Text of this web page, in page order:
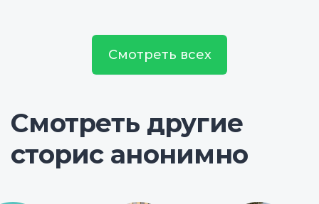
Смотреть всех
Смотреть другие
сторис анонимно